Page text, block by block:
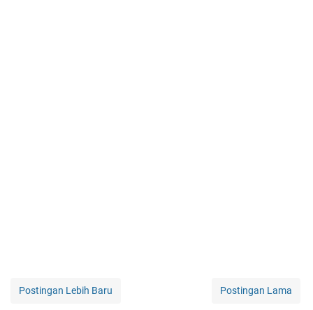
Postingan Lebih Baru Postingan Lama